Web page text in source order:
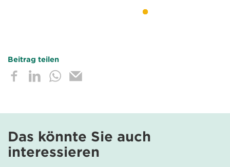
Beitrag teilen
Das könnte Sie auch
interessieren